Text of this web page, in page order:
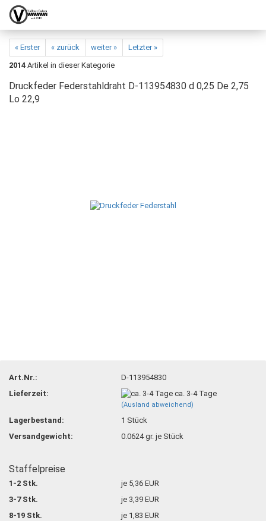
« Erster « zurück weiter »
Letzter »
2014 Artikel in dieser Kategorie
Druckfeder Federstahldraht D-113954830 d 0,25 De 2,75
Lo 22,9
Art.Nr.:
D-113954830
Lieferzeit:
ca. 3-4 Tage
(Ausland abweichend)
Lagerbestand: 1 Stück
Versandgewicht:
0.0624gr. je Stück
Staffelpreise
1-2 Stk.
je 5,36 EUR
3-7 Stk.
je 3,39 EUR
8-19 Stk.
je 1,83 EUR